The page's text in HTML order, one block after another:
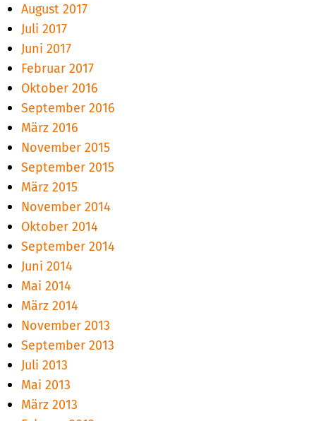
August 2017
Juli 2017
Juni 2017
Februar 2017
Oktober 2016
September 2016
März 2016
November 2015
September 2015
März 2015
November 2014
Oktober 2014
September 2014
Juni 2014
Mai 2014
März 2014
November 2013
September 2013
Juli 2013
Mai 2013
März 2013